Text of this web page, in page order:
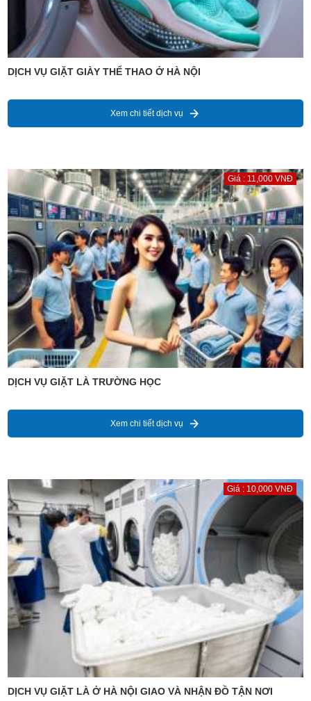
DỊCH VỤ GIẶT GIÀY THỂ THAO Ở HÀ NỘI
Xem chi tiết dịch vụ
Giá : 11,000 VNĐ
DỊCH VỤ GIẶT LÀ TRƯỜNG HỌC
Xem chi tiết dịch vụ
Giá : 10,000 VNĐ
DỊCH VỤ GIẶT LÀ Ở HÀ NỘI GIAO VÀ NHẬN ĐỒ TẬN NƠI